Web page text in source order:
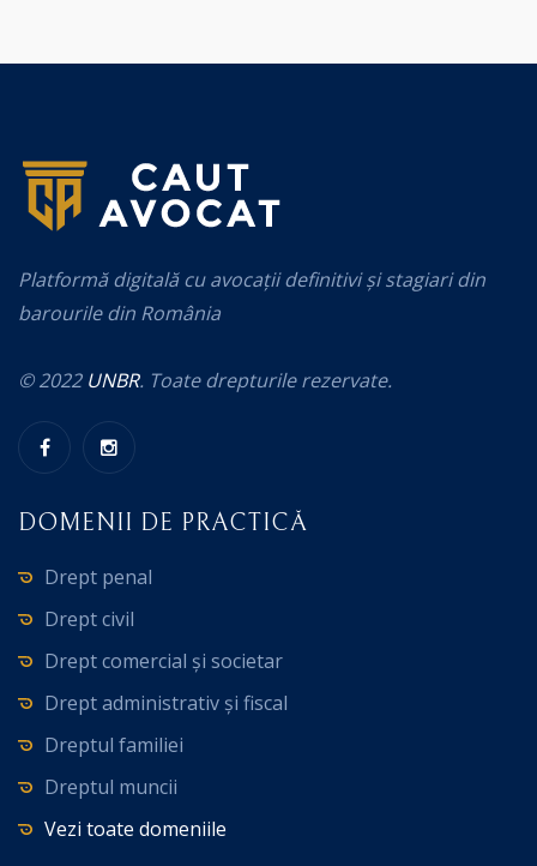
Platformă digitală cu avocații definitivi și stagiari din
barourile din România
© 2022 UNBR. Toate drepturile rezervate.
DOMENII DE PRACTICĂ
Drept penal
Drept civil
Drept comercial și societar
Drept administrativ și fiscal
Dreptul familiei
Dreptul muncii
Vezi toate domeniile